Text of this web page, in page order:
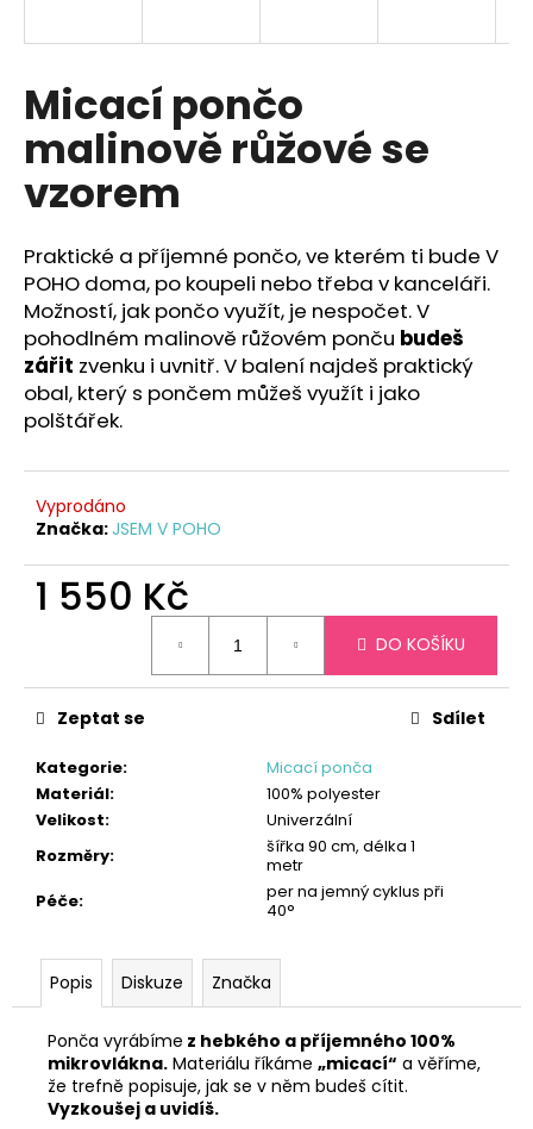
Micací pončo
malinově růžové se
vzorem
Praktické a příjemné pončo, ve kterém ti bude V
POHO doma, po koupeli nebo třeba v kanceláři.
Možností, jak pončo využít, je nespočet.V
pohodlném malinově růžovém ponču budeš
zářit zvenku i uvnitř. V balení najdeš praktický
obal, který s pončem můžeš využít i jako
polštářek.
Vyprodáno
Značka:JSEM V POHO
1 550 Kč
DO KOŠÍKU
Kategorie:
Micací ponča
Materiál:
100% polyester
Velikost:
Univerzální
Rozměry:
šířka 90 cm, délka 1
metr
Péče:
per na jemný cyklus při
40°
Zeptat se Sdílet
Popis Diskuze Značka
Ponča vyrábíme z hebkého a příjemného 100%
mikrovlákna. Materiálu říkáme „micací“ a věříme,
že trefně popisuje, jak se v něm budeš cítit.
Vyzkoušej a uvidíš.
í
t
?
HLEDAT
D
o
p
u
č
u